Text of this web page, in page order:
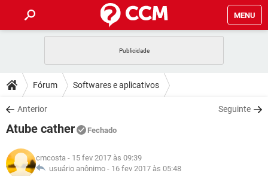
MENU
CELULAR FACEBOOK
OUTLOOK
INSTAGRAM
GUIA DE COMPRAS
DICAS
JOGOS WHATSAPP
INSTAGRAM
DOWNLOADS
JOGOS
CELULAR
OUTLOOK EXCEL
JOGOS
GLOSSÁRIO
Fórum Softwares e aplicativos
Anterior Seguinte
Atube cather Fechado
cmcosta - 15 fev 2017 às 09:39
usuário anônimo - 16 fev 2017 às 05:48